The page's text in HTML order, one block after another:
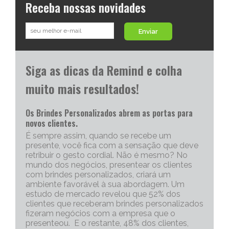
Receba nossas novidades
Enviar
Siga as dicas da Remind e colha
muito mais resultados!
Os Brindes Personalizados abrem as portas para
novos clientes.
É sempre assim, quando se recebe um
presente, você fica com a sensação que deve
retribuir o gesto cordial. Não é mesmo? No
mundo dos negócios, presentear os clientes
com brindes personalizados, criará um
ambiente favorável à sua abordagem. Um
estudo de mercado revelou que 52% dos
clientes que receberam brindes personalizados
fizeram negócios com a empresa que o
presenteou. E o restante, 48% dos clientes,